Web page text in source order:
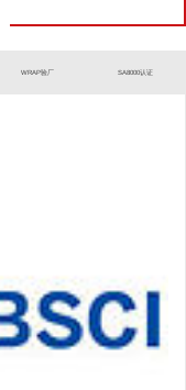
WRAP验厂 SA8000认证